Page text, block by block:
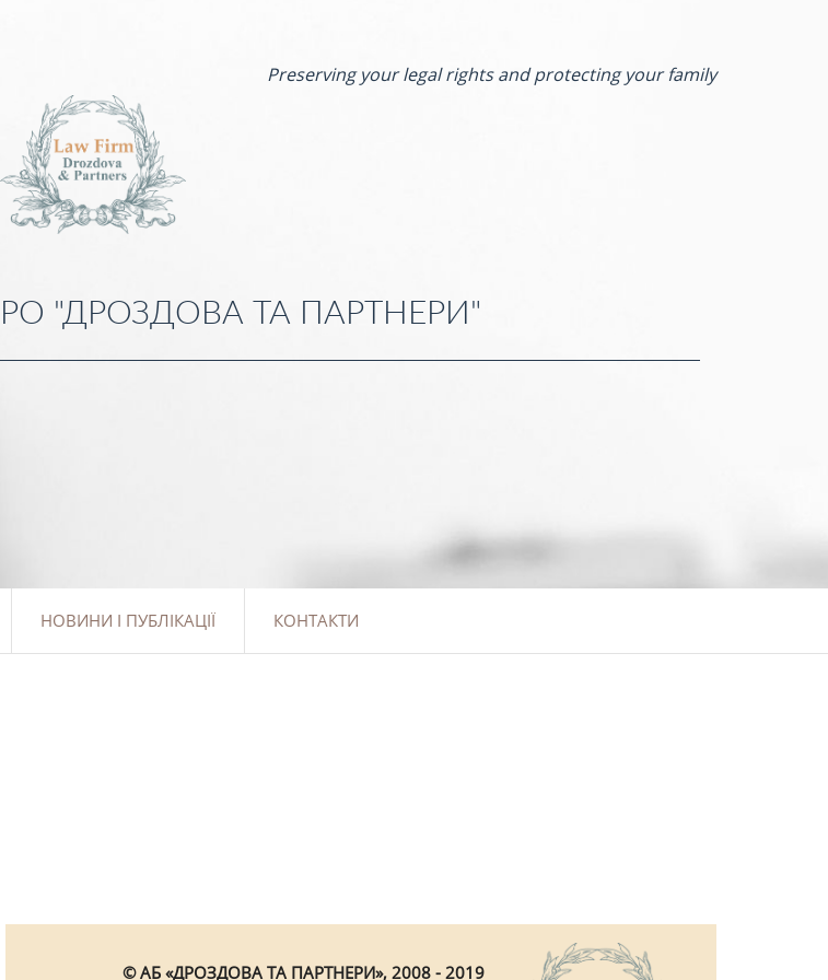
Preserving your legal rights and protecting your family
"ДРОЗДОВА ТА ПАРТНЕРИ"
НОВИНИ І ПУБЛІКАЦІЇ КОНТАКТИ
© АБ «ДРОЗДОВА ТА ПАРТНЕРИ», 2008 - 2019